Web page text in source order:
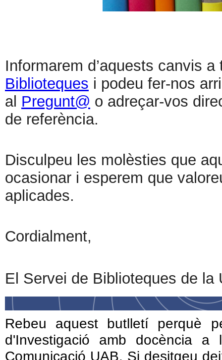
Informarem d’aquests canvis
Biblioteques i podeu fer-nos
al Pregunt@ o adreçar-vos
de referència.
Disculpeu les molèsties que
ocasionar i esperem que
aplicades.
Cordialment,
El Servei de Biblioteques de la
Rebeu aquest butlletí perquè
d'Investigació amb docència
Comunicació UAB. Si desitgeu